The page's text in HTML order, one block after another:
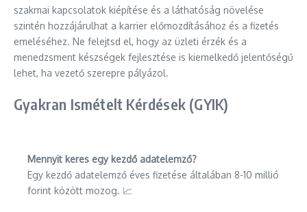
szakmai kapcsolatok kiépítése és a láthatóság növelése
szintén hozzájárulhat a karrier előmozdításához és a fizetés
emeléséhez. Ne felejtsd el, hogy az üzleti érzék és a
menedzsment készségek fejlesztése is kiemelkedő jelentőségű
lehet, ha vezető szerepre pályázol.
Gyakran Ismételt Kérdések (GYIK)
Mennyit keres egy kezdő adatelemző?
Egy kezdő adatelemző éves fizetése általában 8-10 millió
forint között mozog. 📈